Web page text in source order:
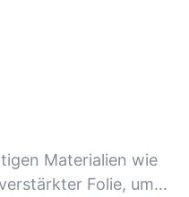
Materialien wie
Folie, um